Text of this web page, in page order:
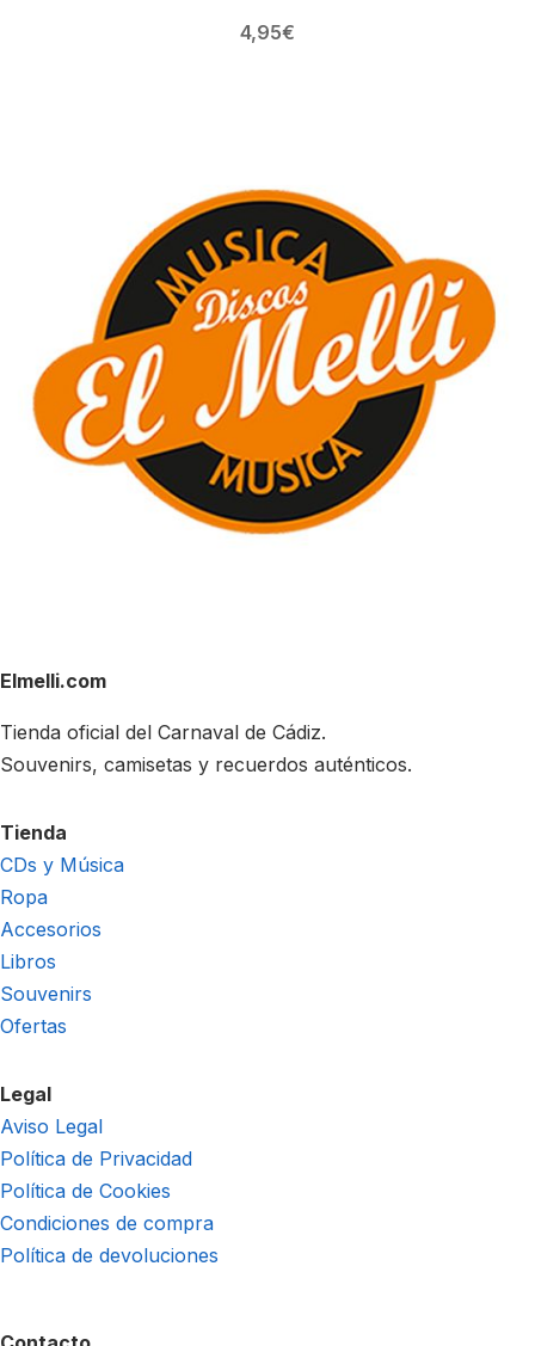
4,95€
Elmelli.com
Tienda oficial del Carnaval de Cádiz.
Souvenirs, camisetas y recuerdos auténticos.
Tienda
CDs y Música
Ropa
Accesorios
Libros
Souvenirs
Ofertas
Legal
Aviso Legal
Política de Privacidad
Política de Cookies
Condiciones de compra
Política de devoluciones